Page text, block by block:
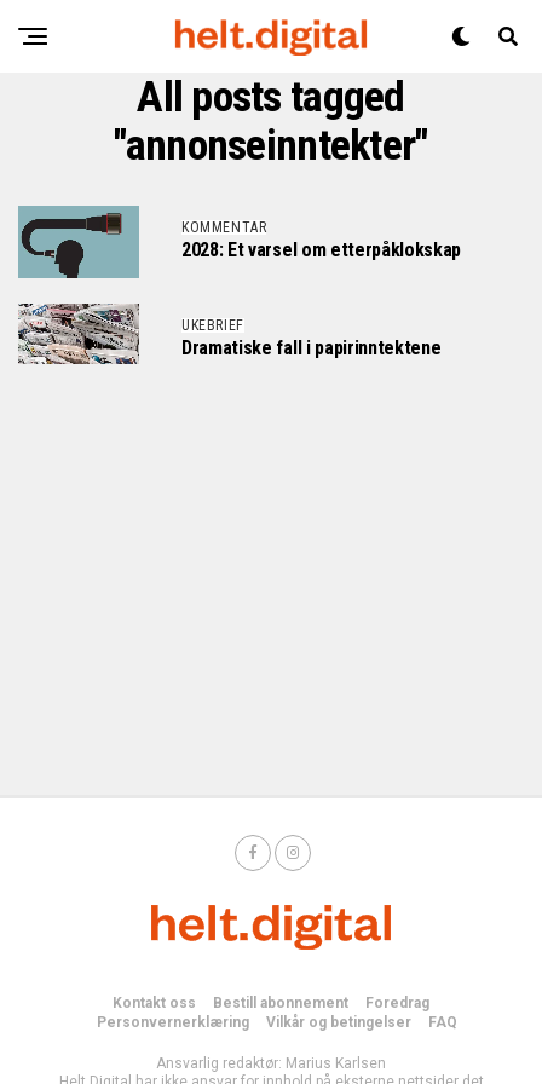
All posts tagged
"annonseinntekter"
KOMMENTAR
2028: Et varsel om etterpåklokskap
UKEBRIEF
Dramatiske fall i papirinntektene
Kontakt oss Bestill abonnement
Foredrag
Personvernerklæring
Vilkår og betingelser FAQ
Ansvarlig redaktør: Marius Karlsen